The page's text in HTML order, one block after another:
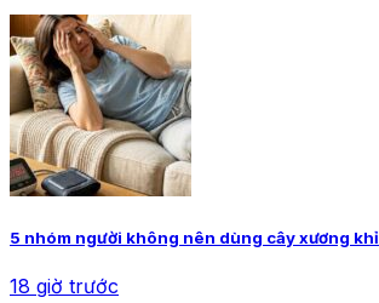
5 nhóm người không nên dùng cây xương khỉ
18 giờ trước